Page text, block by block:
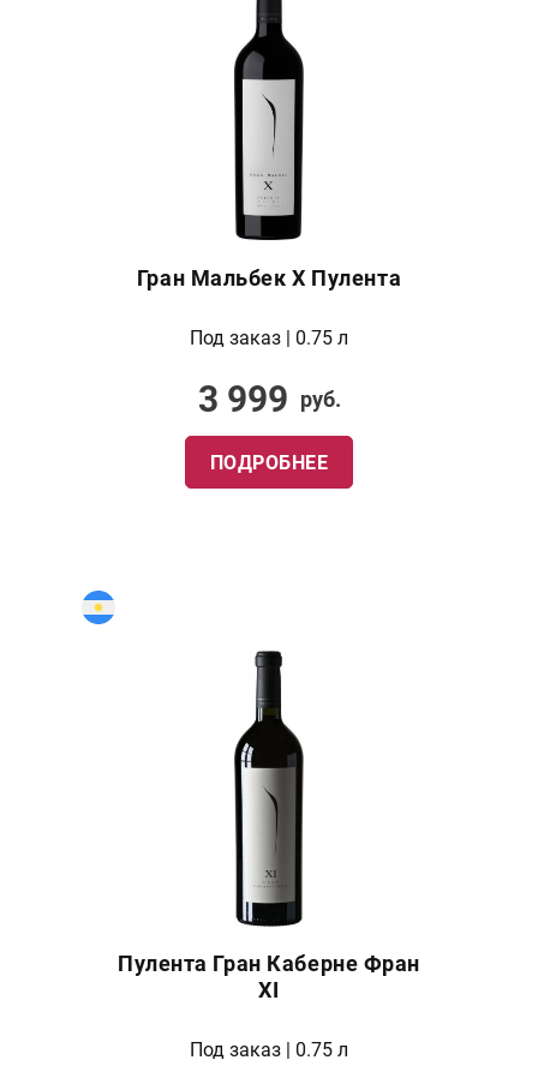
Гран Мальбек Х Пулента
Под заказ | 0.75 л
3 999 руб.
ПОДРОБНЕЕ
Пулента Гран Каберне Фран
ХI
Под заказ | 0.75 л